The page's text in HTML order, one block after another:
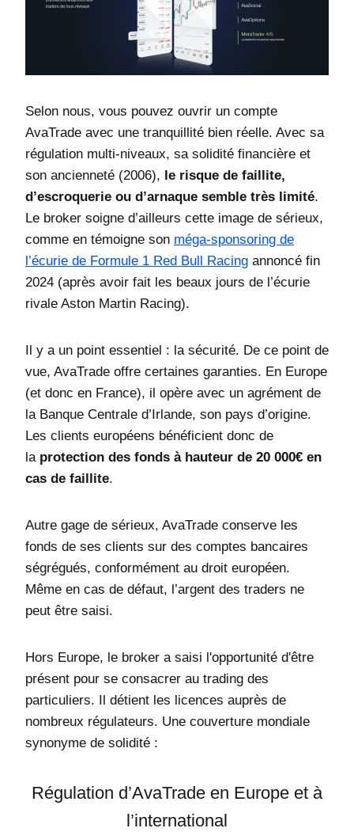
Selon nous, vous pouvez ouvrir un compte
AvaTrade avec une tranquillité bien réelle. Avec sa
régulation multi-niveaux, sa solidité financière et
son ancienneté (2006), le risque de faillite,
d’escroquerie ou d’arnaque semble très limité.
Le broker soigne d’ailleurs cette image de sérieux,
comme en témoigne son méga-sponsoring de
l’écurie de Formule 1 Red Bull Racing annoncé fin
2024 (après avoir fait les beaux jours de l’écurie
rivale Aston Martin Racing).
Il y a un point essentiel : la sécurité. De ce point de
vue, AvaTrade offre certaines garanties. En Europe
(et donc en France), il opère avec un agrément de
la Banque Centrale d’Irlande, son pays d’origine.
Les clients européens bénéficient donc de
la protection des fonds à hauteur de 20 000€ en
cas de faillite.
Autre gage de sérieux, AvaTrade conserve les
fonds de ses clients sur des comptes bancaires
ségrégués, conformément au droit européen.
Même en cas de défaut, l’argent des traders ne
peut être saisi.
Hors Europe, le broker a saisi l'opportunité d'être
présent pour se consacrer au trading des
particuliers. Il détient les licences auprès de
nombreux régulateurs. Une couverture mondiale
synonyme de solidité :
Régulation d’AvaTrade en Europe et à
l’international